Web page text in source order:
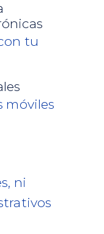
tu
móviles
ni